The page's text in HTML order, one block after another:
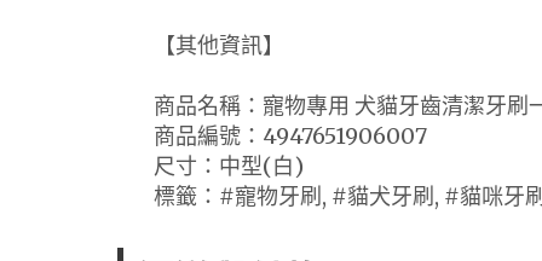
【其他資訊】
商品名稱：寵物專用 犬貓牙齒清潔牙刷
商品編號：4947651906007
尺寸：中型(白)
標籤：#寵物牙刷, #貓犬牙刷, #貓咪牙